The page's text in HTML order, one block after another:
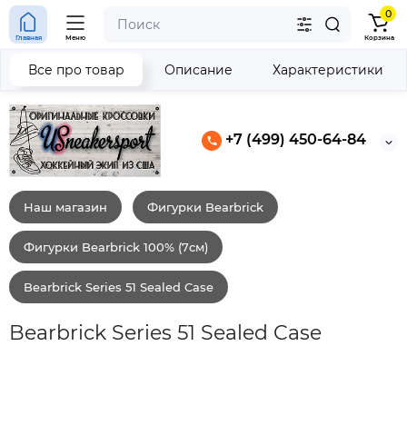
+7 (499) 450-64-84
Главная Меню
0
Корзина
Наш магазин Фигурки Bearbrick
Фигурки Bearbrick 100% (7см)
Bearbrick Series 51 Sealed Case
Bearbrick Series 51 Sealed Case
Все про товар Описание Характеристики